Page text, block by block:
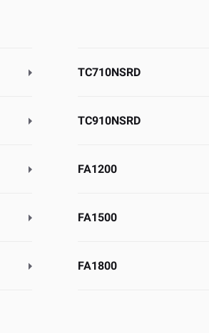
TC710NSRD
TC910NSRD
FA1200
FA1500
FA1800